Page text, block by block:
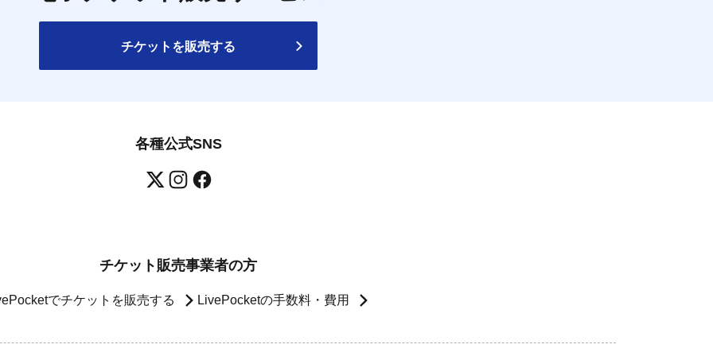
チケットを販売する
各種公式SNS
チケット販売事業者の方
でチケットを販売する LivePocketの手数料・費用